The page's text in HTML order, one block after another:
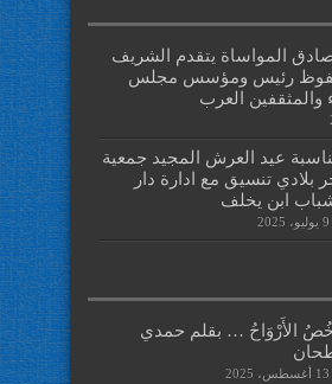
المواساة يتقدم الشريف
رئيس ومؤسس مجلس
والمثقفين العرب
عيد العرش المجيد جمعية
بلادي تنسيق مع ادارة دار
ابن يخلف
9 يوليو، 2025
الأَرْوَاحُ … بقلم حمدي
13 أغسطس، 2025